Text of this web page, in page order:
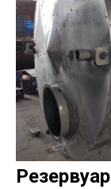
Нажимая на
данных